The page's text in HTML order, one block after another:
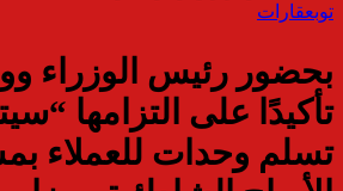
توبعقارات
بحضور رئيس الوزراء
تأكيدًا على التزامها
تسلم وحدات للعملاء